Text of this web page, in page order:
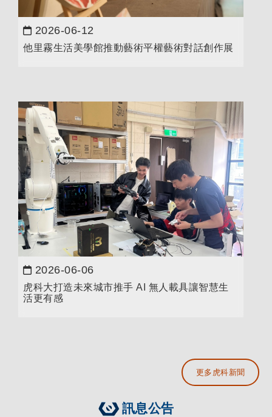
日期：
2026-06-12
他里霧生活美學館推動藝術平權藝術對話創作展
日期：
2026-06-06
虎科大打造未來城市推手 AI 無人載具讓智慧生
活更有感
更多虎科新聞
訊息公告